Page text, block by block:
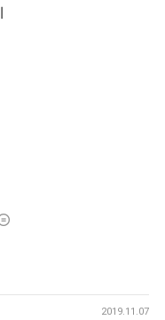
2019.11.07